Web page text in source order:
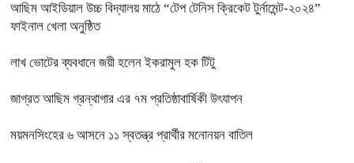
আছিম আইডিয়াল উচ্চ বিদ্যালয় মাঠে “টেপ টেনিস ক্রিকেট টুর্নামেন্ট-২০২৪”
ফাইনাল খেলা অনুষ্ঠিত
লাখ ভোটের ব্যবধানে জয়ী হলেন ইকরামুল হক টিটু
জাগ্রত আছিম গ্রন্থাগার এর ৭ম প্রতিষ্ঠাবার্ষিকী উৎযাপন
ময়মনসিংহের ৬ আসনে ১১ স্বতন্ত্র প্রার্থীর মনোনয়ন বাতিল